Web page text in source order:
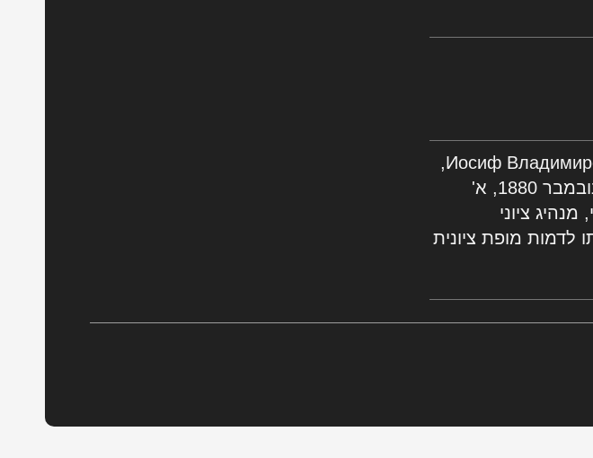
יוסף (אוסיה) טרוּמְפֶּלְדוֹר (ברוסית: Иосиф Владимирович (Вольфович) Трумпельдор,
"יוסף ולדימירוביץ' (ווֹלפוביץ') טרומפלדור", נכתב גם תרומפלדור; 21 בנובמבר 1880, א'
מנהיג ציוני
לדמות מופת ציונית